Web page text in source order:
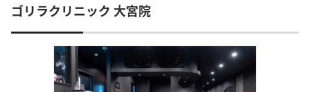
ゴリラクリニック 大宮院